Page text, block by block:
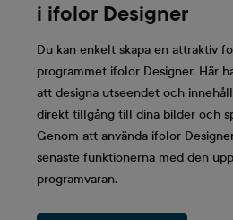
i ifolor Designer
Du kan enkelt skapa en attraktiv
programmet ifolor Designer. Här
att designa utseendet och
direkt tillgång till dina bilder och
Genom att använda ifolor
senaste funktionerna med den
programvaran.